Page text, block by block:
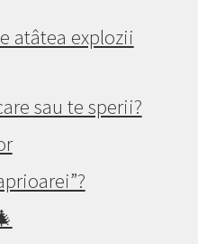
atâtea explozii
sau te sperii?